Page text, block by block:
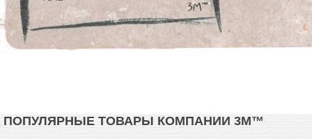
ПОПУЛЯРНЫЕ ТОВАРЫ КОМПАНИИ 3М™